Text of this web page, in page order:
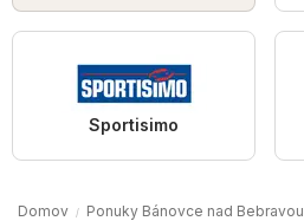
Sportisimo
Domov Ponuky Bánovce nad Bebravou